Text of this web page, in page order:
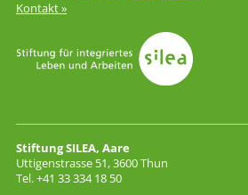
Kontakt »
Stiftung SILEA, Aare
Uttigenstrasse 51, 3600 Thun
Tel. +41 33 334 18 50